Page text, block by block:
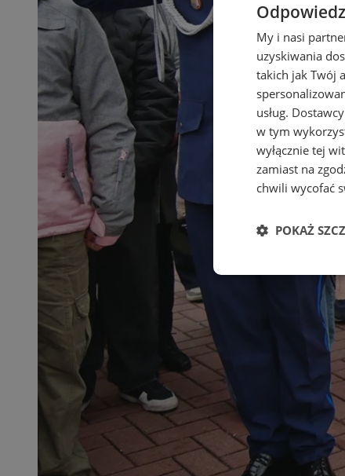
My i nasi
uzyskiwania
takich jak Twój
usług.
w tym
wyłącznie tej
zamiast na
chwili wycofać
POKAŻ
Niezbędne
Niezbędne pliki
zarządzanie